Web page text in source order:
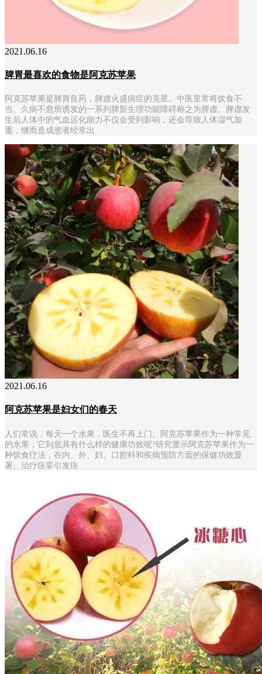
2021.06.16
脾胃最喜欢的食物是阿克苏苹果
阿克苏苹果是脾胃良药，脾虚火盛病症的克星。中医里常将饮食不
当、久病不愈所诱发的一系列脾脏生理功能障碍称之为脾虚。脾虚发
生后人体中的气血运化能力不仅会受到影响，还会导致人体湿气加
重，继而造成患者经常出
2021.06.16
阿克苏苹果是妇女们的春天
人们常说，每天一个水果，医生不再上门。阿克苏苹果作为一种常见
的水果，它到底具有什么样的健康功效呢?研究显示阿克苏苹果作为一
种饮食疗法，在内、外、妇、口腔科和疾病预防方面的保健功效显
著。治疗痉挛引发痉